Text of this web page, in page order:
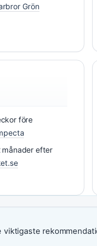
Grön
före
månader efter
viktigaste